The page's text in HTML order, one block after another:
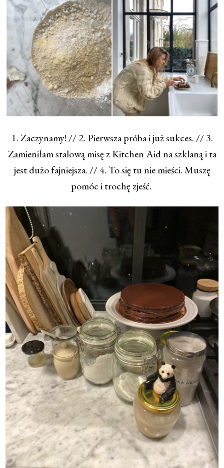
1. Zaczynamy! // 2. Pierwsza próba i już sukces. // 3.
Zamieniłam stalową misę z Kitchen Aid na szklaną i ta
jest dużo fajniejsza. // 4. To się tu nie mieści. Muszę
pomóc i trochę zjeść.